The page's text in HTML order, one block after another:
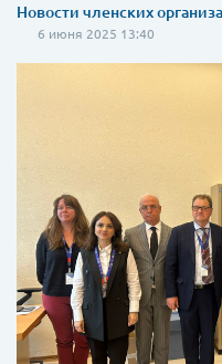
Новости членских
6 июня 2025 13:40